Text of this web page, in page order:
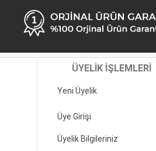
ÜYELİK İŞLEMLERİ
Yeni Üyelik
Üye Girişi
Üyelik Bilgileriniz